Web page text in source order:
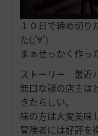
１０日で締め切り
た(;'∀')
まぁせっかく作っ
ストーリー 最近
無口な謎の店主は
きたらしい。
味の方は大変美味
冒険者には好評を